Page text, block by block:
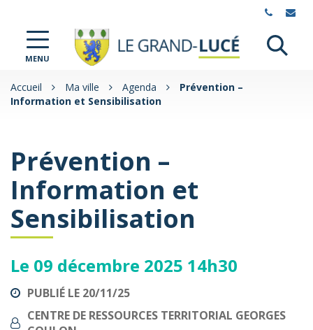
MENU
Le
Grand-
Lucé
Accueil Ma ville Agenda
Prévention –
Information et Sensibilisation
Prévention –
Information et
Sensibilisation
Le 09 décembre 2025 14h30
PUBLIÉ LE 20/11/25
CENTRE DE RESSOURCES TERRITORIAL GEORGES